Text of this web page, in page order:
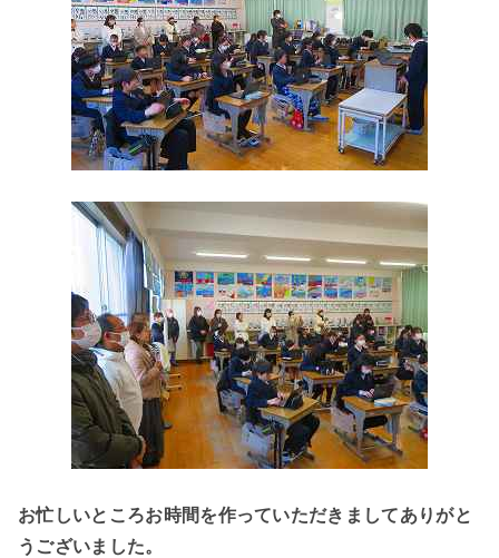
お忙しいところお時間を作っていただきましてありがと
うございました。